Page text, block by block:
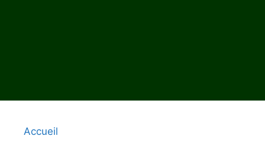
Accueil